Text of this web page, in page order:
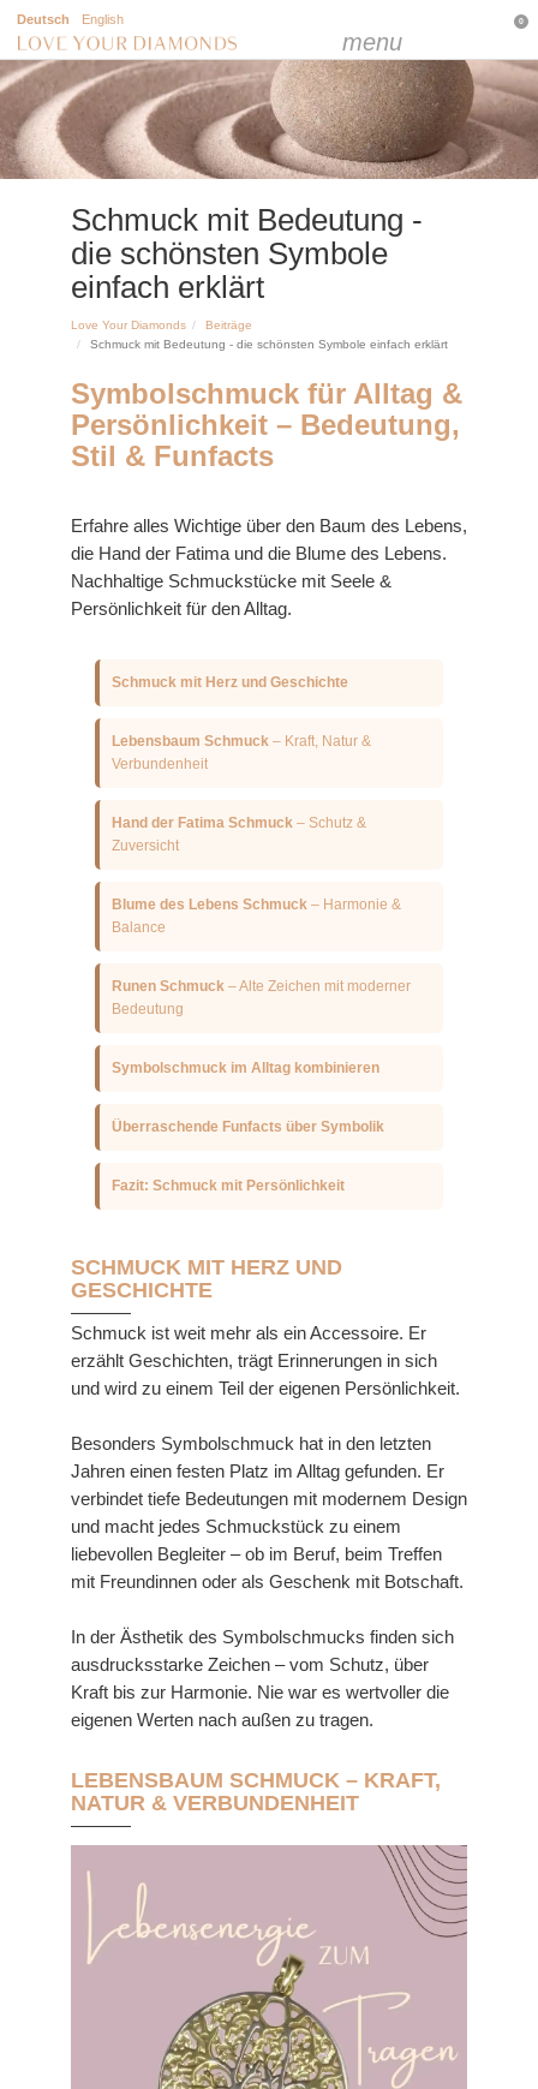
Deutsch English
menu
0
Schmuck mit Bedeutung -
die schönsten Symbole
einfach erklärt
Love Your Diamonds
Beiträge
Schmuck mit Bedeutung - die schönsten Symbole einfach erklärt
Symbolschmuck für Alltag &
Persönlichkeit – Bedeutung,
Stil & Funfacts
Erfahre alles Wichtige über den Baum des Lebens,
die Hand der Fatima und die Blume des Lebens.
Nachhaltige Schmuckstücke mit Seele &
Persönlichkeit für den Alltag.
Schmuck mit Herz und Geschichte
Lebensbaum Schmuck – Kraft, Natur &
Verbundenheit
Hand der Fatima Schmuck – Schutz &
Zuversicht
Blume des Lebens Schmuck – Harmonie &
Balance
Runen Schmuck – Alte Zeichen mit moderner
Bedeutung
Symbolschmuck im Alltag kombinieren
Überraschende Funfacts über Symbolik
Fazit: Schmuck mit Persönlichkeit
SCHMUCK MIT HERZ UND
GESCHICHTE
Schmuck ist weit mehr als ein Accessoire. Er
erzählt Geschichten, trägt Erinnerungen in sich
und wird zu einem Teil der eigenen Persönlichkeit.
Besonders Symbolschmuck hat in den letzten
Jahren einen festen Platz im Alltag gefunden. Er
verbindet tiefe Bedeutungen mit modernem Design
und macht jedes Schmuckstück zu einem
liebevollen Begleiter – ob im Beruf, beim Treffen
mit Freundinnen oder als Geschenk mit Botschaft.
In der Ästhetik des Symbolschmucks finden sich
ausdrucksstarke Zeichen – vom Schutz, über
Kraft bis zur Harmonie. Nie war es wertvoller die
eigenen Werten nach außen zu tragen.
LEBENSBAUM SCHMUCK – KRAFT,
NATUR & VERBUNDENHEIT